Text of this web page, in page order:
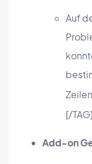
Auf
[/
Add-on